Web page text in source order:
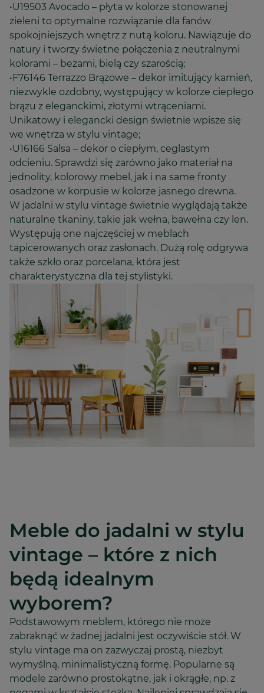
•U19503 Avocado – płyta w kolorze stonowanej
zieleni to optymalne rozwiązanie dla fanów
spokojniejszych wnętrz z nutą koloru. Nawiązuje do
natury i tworzy świetne połączenia z neutralnymi
kolorami – beżami, bielą czy szarością;
•F76146 Terrazzo Brązowe – dekor imitujący kamień,
niezwykle ozdobny, występujący w kolorze ciepłego
brązu z eleganckimi, złotymi wtrąceniami.
Unikatowy i elegancki design świetnie wpisze się
we wnętrza w stylu vintage;
•U16166 Salsa – dekor o ciepłym, ceglastym
odcieniu. Sprawdzi się zarówno jako materiał na
jednolity, kolorowy mebel, jak i na same fronty
osadzone w korpusie w kolorze jasnego drewna.
W jadalni w stylu vintage świetnie wyglądają także
naturalne tkaniny, takie jak wełna, bawełna czy len.
Występują one najczęściej w meblach
tapicerowanych oraz zasłonach. Dużą rolę odgrywa
także szkło oraz porcelana, która jest
charakterystyczna dla tej stylistyki.
Meble do jadalni w stylu
vintage – które z nich
będą idealnym
wyborem?
Podstawowym meblem, którego nie może
zabraknąć w żadnej jadalni jest oczywiście stół. W
stylu vintage ma on zazwyczaj prostą, niezbyt
wymyślną, minimalistyczną formę. Popularne są
modele zarówno prostokątne, jak i okrągłe, np. z